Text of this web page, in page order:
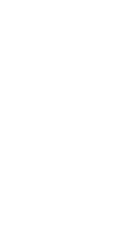
Obiectivul
de market...
fost conceput initial ca
in parteneriat